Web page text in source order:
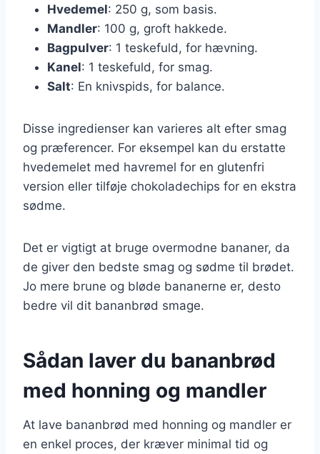
Hvedemel: 250 g, som basis.
Mandler: 100 g, groft hakkede.
Bagpulver: 1 teskefuld, for hævning.
Kanel: 1 teskefuld, for smag.
Salt: En knivspids, for balance.
Disse ingredienser kan varieres alt efter smag
og præferencer. For eksempel kan du erstatte
hvedemelet med havremel for en glutenfri
version eller tilføje chokoladechips for en ekstra
sødme.
Det er vigtigt at bruge overmodne bananer, da
de giver den bedste smag og sødme til brødet.
Jo mere brune og bløde bananerne er, desto
bedre vil dit bananbrød smage.
Sådan laver du bananbrød
med honning og mandler
At lave bananbrød med honning og mandler er
en enkel proces, der kræver minimal tid og